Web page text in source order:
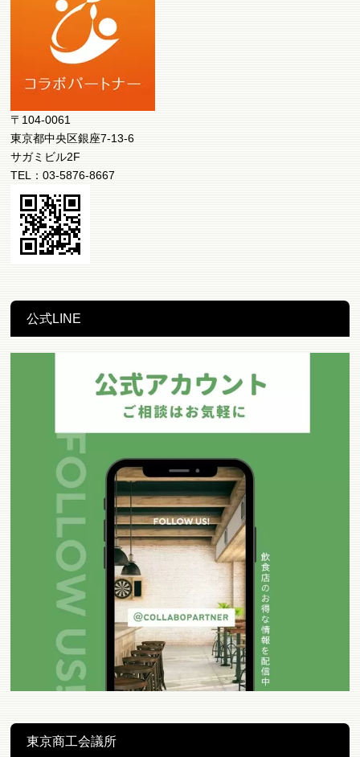
〒104-0061
東京都中央区銀座7-13-6
サガミビル2F
TEL：03-5876-8667
公式LINE
東京商工会議所